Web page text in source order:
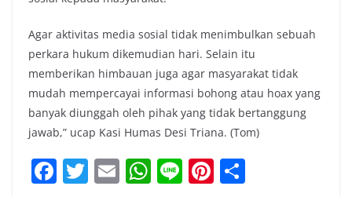
Agar aktivitas media sosial tidak menimbulkan sebuah
perkara hukum dikemudian hari. Selain itu
memberikan himbauan juga agar masyarakat tidak
mudah mempercayai informasi bohong atau hoax yang
banyak diunggah oleh pihak yang tidak bertanggung
jawab,” ucap Kasi Humas Desi Triana. (Tom)
F T E W Li Pi